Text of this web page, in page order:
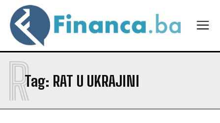
Tag: RAT U UKRAJINI
R